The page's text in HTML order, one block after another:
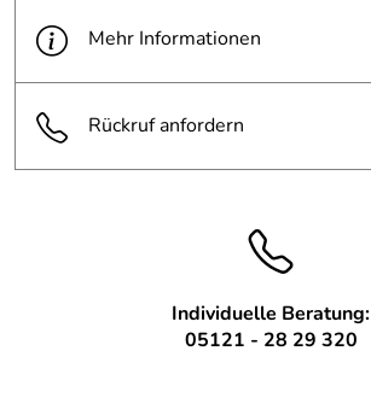
werden
Mehr Informationen
Rückruf anfordern
Individuelle Beratung:
05121 - 28 29 320